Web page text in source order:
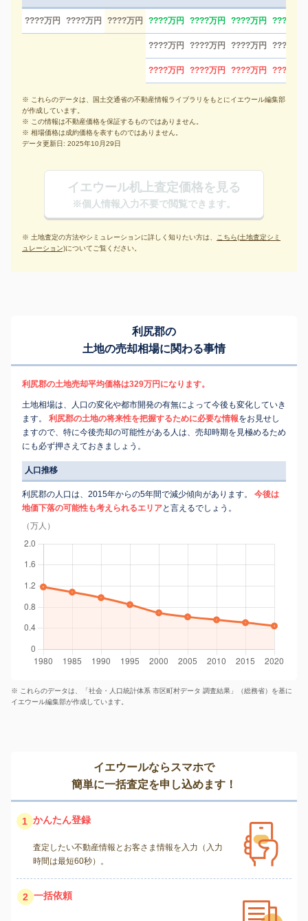
????万円 ????万円 ????万円 ????万円 ????万円 ????万円 ????万円
????万円 ????万円 ????万円 ????万円
????万円 ????万円 ????万円 ????万円
※ これらのデータは、国土交通省の不動産情報ライブラリをもとにイエウール編集部
が作成しています。
※ この情報は不動産価格を保証するものではありません。
※ 相場価格は成約価格を表すものではありません。
データ更新日: 2025年10月29日
イエウール机上査定価格を見る
※個人情報入力不要で閲覧できます。
※ 土地査定の方法やシミュレーションに詳しく知りたい方は、 こちら(土地査定シミ
ュレーション)についてご覧ください。
利尻郡の
土地の売却相場に関わる事情
利尻郡の土地売却平均価格は329万円になります。
土地相場は、人口の変化や都市開発の有無によって今後も変化していき
ます。
利尻郡の土地の将来性を把握するために必要な情報をお見せし
ますので、特に今後売却の可能性がある人は、売却時期を見極めるため
にも必ず押さえておきましょう。
人口推移
利尻郡の人口は、2015年からの5年間で減少傾向があります。
今後は
地価下落の可能性も考えられるエリアと言えるでしょう。
（万人）
※ これらのデータは、「社会・人口統計体系 市区町村データ 調査結果」（総務省）を基に
イエウール編集部が作成しています。
イエウールならスマホで
簡単に一括査定を申し込めます！
1 かんたん登録
査定したい不動産情報とお客さま情報を入力（入力
時間は最短60秒）。
2 一括依頼